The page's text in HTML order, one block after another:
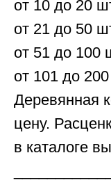
от 10 до 20
от 21 до 50
от 51 до 100
от 101 до
Деревянная
цену.
в каталоге